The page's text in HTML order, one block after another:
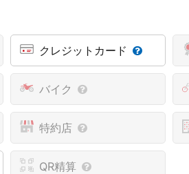
クレジットカード
バイク
特約店
QR精算